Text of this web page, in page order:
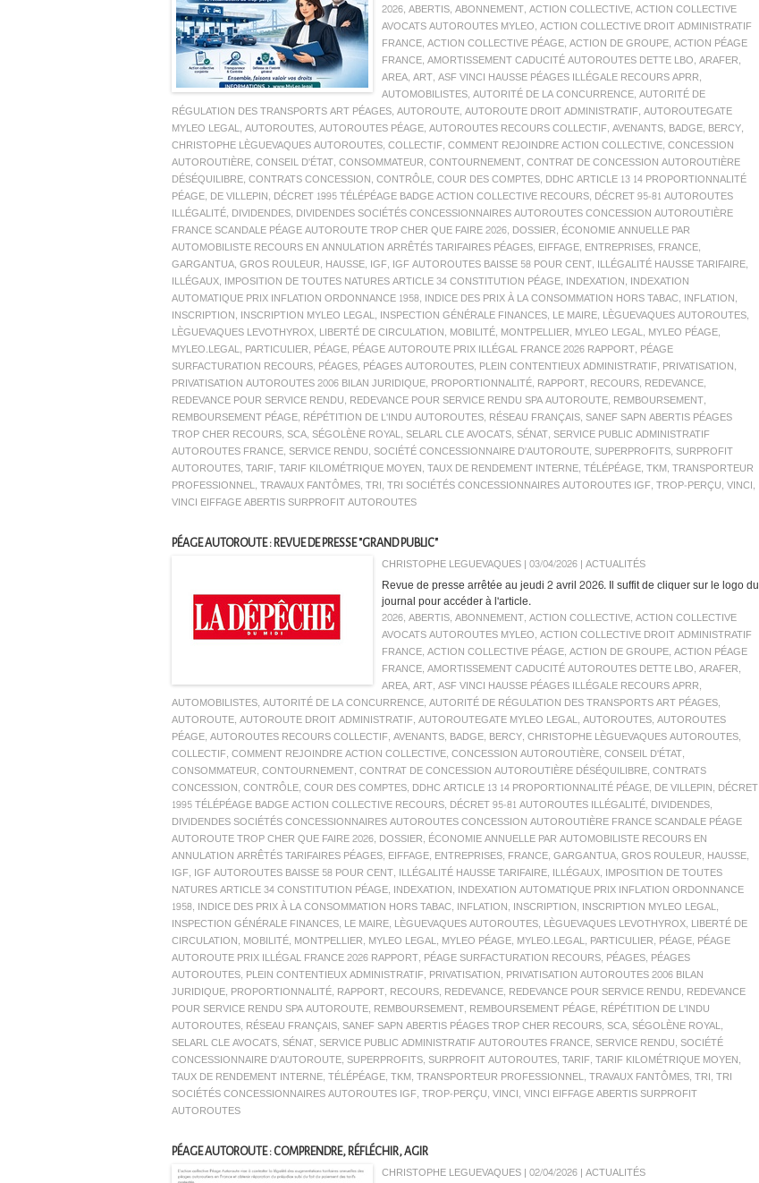
2026, ABERTIS, ABONNEMENT, ACTION COLLECTIVE, ACTION COLLECTIVE
AVOCATS AUTOROUTES MYLEO, ACTION COLLECTIVE DROIT ADMINISTRATIF
FRANCE, ACTION COLLECTIVE PÉAGE, ACTION DE GROUPE, ACTION PÉAGE
FRANCE, AMORTISSEMENT CADUCITÉ AUTOROUTES DETTE LBO, ARAFER,
AREA, ART, ASF VINCI HAUSSE PÉAGES ILLÉGALE RECOURS APRR,
AUTOMOBILISTES, AUTORITÉ DE LA CONCURRENCE, AUTORITÉ DE
RÉGULATION DES TRANSPORTS ART PÉAGES, AUTOROUTE, AUTOROUTE DROIT ADMINISTRATIF, AUTOROUTEGATE
MYLEO LEGAL, AUTOROUTES, AUTOROUTES PÉAGE, AUTOROUTES RECOURS COLLECTIF, AVENANTS, BADGE, BERCY,
CHRISTOPHE LÈGUEVAQUES AUTOROUTES, COLLECTIF, COMMENT REJOINDRE ACTION COLLECTIVE, CONCESSION
AUTOROUTIÈRE, CONSEIL D'ÉTAT, CONSOMMATEUR, CONTOURNEMENT, CONTRAT DE CONCESSION AUTOROUTIÈRE
DÉSÉQUILIBRE, CONTRATS CONCESSION, CONTRÔLE, COUR DES COMPTES, DDHC ARTICLE 13 14 PROPORTIONNALITÉ
PÉAGE, DE VILLEPIN, DÉCRET 1995 TÉLÉPÉAGE BADGE ACTION COLLECTIVE RECOURS, DÉCRET 95-81 AUTOROUTES
ILLÉGALITÉ, DIVIDENDES, DIVIDENDES SOCIÉTÉS CONCESSIONNAIRES AUTOROUTES CONCESSION AUTOROUTIÈRE
FRANCE SCANDALE PÉAGE AUTOROUTE TROP CHER QUE FAIRE 2026, DOSSIER, ÉCONOMIE ANNUELLE PAR
AUTOMOBILISTE RECOURS EN ANNULATION ARRÊTÉS TARIFAIRES PÉAGES, EIFFAGE, ENTREPRISES, FRANCE,
GARGANTUA, GROS ROULEUR, HAUSSE, IGF, IGF AUTOROUTES BAISSE 58 POUR CENT, ILLÉGALITÉ HAUSSE TARIFAIRE,
ILLÉGAUX, IMPOSITION DE TOUTES NATURES ARTICLE 34 CONSTITUTION PÉAGE, INDEXATION, INDEXATION
AUTOMATIQUE PRIX INFLATION ORDONNANCE 1958, INDICE DES PRIX À LA CONSOMMATION HORS TABAC, INFLATION,
INSCRIPTION, INSCRIPTION MYLEO LEGAL, INSPECTION GÉNÉRALE FINANCES, LE MAIRE, LÈGUEVAQUES AUTOROUTES,
LÈGUEVAQUES LEVOTHYROX, LIBERTÉ DE CIRCULATION, MOBILITÉ, MONTPELLIER, MYLEO LEGAL, MYLEO PÉAGE,
MYLEO.LEGAL, PARTICULIER, PÉAGE, PÉAGE AUTOROUTE PRIX ILLÉGAL FRANCE 2026 RAPPORT, PÉAGE
SURFACTURATION RECOURS, PÉAGES, PÉAGES AUTOROUTES, PLEIN CONTENTIEUX ADMINISTRATIF, PRIVATISATION,
PRIVATISATION AUTOROUTES 2006 BILAN JURIDIQUE, PROPORTIONNALITÉ, RAPPORT, RECOURS, REDEVANCE,
REDEVANCE POUR SERVICE RENDU, REDEVANCE POUR SERVICE RENDU SPA AUTOROUTE, REMBOURSEMENT,
REMBOURSEMENT PÉAGE, RÉPÉTITION DE L'INDU AUTOROUTES, RÉSEAU FRANÇAIS, SANEF SAPN ABERTIS PÉAGES
TROP CHER RECOURS, SCA, SÉGOLÈNE ROYAL, SELARL CLE AVOCATS, SÉNAT, SERVICE PUBLIC ADMINISTRATIF
AUTOROUTES FRANCE, SERVICE RENDU, SOCIÉTÉ CONCESSIONNAIRE D'AUTOROUTE, SUPERPROFITS, SURPROFIT
AUTOROUTES, TARIF, TARIF KILOMÉTRIQUE MOYEN, TAUX DE RENDEMENT INTERNE, TÉLÉPÉAGE, TKM, TRANSPORTEUR
PROFESSIONNEL, TRAVAUX FANTÔMES, TRI, TRI SOCIÉTÉS CONCESSIONNAIRES AUTOROUTES IGF, TROP-PERÇU, VINCI,
VINCI EIFFAGE ABERTIS SURPROFIT AUTOROUTES
PÉAGE AUTOROUTE : REVUE DE PRESSE "GRAND PUBLIC"
CHRISTOPHE LEGUEVAQUES | 03/04/2026 | ACTUALITÉS
Revue de presse arrêtée au jeudi 2 avril 2026. Il suffit de cliquer sur le logo du
journal pour accéder à l'article.
2026, ABERTIS, ABONNEMENT, ACTION COLLECTIVE, ACTION COLLECTIVE
AVOCATS AUTOROUTES MYLEO, ACTION COLLECTIVE DROIT ADMINISTRATIF
FRANCE, ACTION COLLECTIVE PÉAGE, ACTION DE GROUPE, ACTION PÉAGE
FRANCE, AMORTISSEMENT CADUCITÉ AUTOROUTES DETTE LBO, ARAFER,
AREA, ART, ASF VINCI HAUSSE PÉAGES ILLÉGALE RECOURS APRR,
AUTOMOBILISTES, AUTORITÉ DE LA CONCURRENCE, AUTORITÉ DE RÉGULATION DES TRANSPORTS ART PÉAGES,
AUTOROUTE, AUTOROUTE DROIT ADMINISTRATIF, AUTOROUTEGATE MYLEO LEGAL, AUTOROUTES, AUTOROUTES
PÉAGE, AUTOROUTES RECOURS COLLECTIF, AVENANTS, BADGE, BERCY, CHRISTOPHE LÈGUEVAQUES AUTOROUTES,
COLLECTIF, COMMENT REJOINDRE ACTION COLLECTIVE, CONCESSION AUTOROUTIÈRE, CONSEIL D'ÉTAT,
CONSOMMATEUR, CONTOURNEMENT, CONTRAT DE CONCESSION AUTOROUTIÈRE DÉSÉQUILIBRE, CONTRATS
CONCESSION, CONTRÔLE, COUR DES COMPTES, DDHC ARTICLE 13 14 PROPORTIONNALITÉ PÉAGE, DE VILLEPIN, DÉCRET
1995 TÉLÉPÉAGE BADGE ACTION COLLECTIVE RECOURS, DÉCRET 95-81 AUTOROUTES ILLÉGALITÉ, DIVIDENDES,
DIVIDENDES SOCIÉTÉS CONCESSIONNAIRES AUTOROUTES CONCESSION AUTOROUTIÈRE FRANCE SCANDALE PÉAGE
AUTOROUTE TROP CHER QUE FAIRE 2026, DOSSIER, ÉCONOMIE ANNUELLE PAR AUTOMOBILISTE RECOURS EN
ANNULATION ARRÊTÉS TARIFAIRES PÉAGES, EIFFAGE, ENTREPRISES, FRANCE, GARGANTUA, GROS ROULEUR, HAUSSE,
IGF, IGF AUTOROUTES BAISSE 58 POUR CENT, ILLÉGALITÉ HAUSSE TARIFAIRE, ILLÉGAUX, IMPOSITION DE TOUTES
NATURES ARTICLE 34 CONSTITUTION PÉAGE, INDEXATION, INDEXATION AUTOMATIQUE PRIX INFLATION ORDONNANCE
1958, INDICE DES PRIX À LA CONSOMMATION HORS TABAC, INFLATION, INSCRIPTION, INSCRIPTION MYLEO LEGAL,
INSPECTION GÉNÉRALE FINANCES, LE MAIRE, LÈGUEVAQUES AUTOROUTES, LÈGUEVAQUES LEVOTHYROX, LIBERTÉ DE
CIRCULATION, MOBILITÉ, MONTPELLIER, MYLEO LEGAL, MYLEO PÉAGE, MYLEO.LEGAL, PARTICULIER, PÉAGE, PÉAGE
AUTOROUTE PRIX ILLÉGAL FRANCE 2026 RAPPORT, PÉAGE SURFACTURATION RECOURS, PÉAGES, PÉAGES
AUTOROUTES, PLEIN CONTENTIEUX ADMINISTRATIF, PRIVATISATION, PRIVATISATION AUTOROUTES 2006 BILAN
JURIDIQUE, PROPORTIONNALITÉ, RAPPORT, RECOURS, REDEVANCE, REDEVANCE POUR SERVICE RENDU, REDEVANCE
POUR SERVICE RENDU SPA AUTOROUTE, REMBOURSEMENT, REMBOURSEMENT PÉAGE, RÉPÉTITION DE L'INDU
AUTOROUTES, RÉSEAU FRANÇAIS, SANEF SAPN ABERTIS PÉAGES TROP CHER RECOURS, SCA, SÉGOLÈNE ROYAL,
SELARL CLE AVOCATS, SÉNAT, SERVICE PUBLIC ADMINISTRATIF AUTOROUTES FRANCE, SERVICE RENDU, SOCIÉTÉ
CONCESSIONNAIRE D'AUTOROUTE, SUPERPROFITS, SURPROFIT AUTOROUTES, TARIF, TARIF KILOMÉTRIQUE MOYEN,
TAUX DE RENDEMENT INTERNE, TÉLÉPÉAGE, TKM, TRANSPORTEUR PROFESSIONNEL, TRAVAUX FANTÔMES, TRI, TRI
SOCIÉTÉS CONCESSIONNAIRES AUTOROUTES IGF, TROP-PERÇU, VINCI, VINCI EIFFAGE ABERTIS SURPROFIT
AUTOROUTES
PÉAGE AUTOROUTE : COMPRENDRE, RÉFLÉCHIR, AGIR
CHRISTOPHE LEGUEVAQUES | 02/04/2026 | ACTUALITÉS